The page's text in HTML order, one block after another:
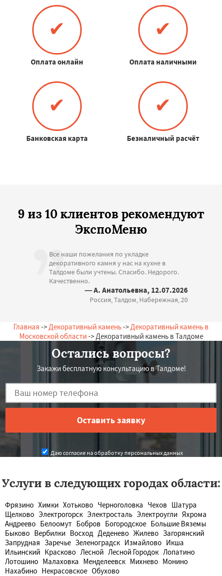
✔
Оплата онлайн
✔
Оплата наличными
✔
Банковская карта
✔
Безналичный расчёт
9 из 10 клиентов рекомендуют
ЭкспоМеню
Все наши пожелания по укладке
декоративного камня у нас на кухне в
Талдоме были учтены. Спасибо. Недорого.
Качественно.
— А. Анатольевна, 12.07.2026
Россия, Талдом, Набережная, 20
Главная -> Декоративный камень-> Декоративный камень в
Московской области-> Декоративный камень в Талдоме
Остались вопросы?
Закажи бесплатную консультацию в Талдоме!
Даю согласие на обработку персональных данных
Услуги в следующих городах области:
Фрязино Химки Хотьково Черноголовка Чехов Шатура
Щелково Электрогорск Электросталь Электроугли Яхрома
Андреево Белоомут Бобров Богородское Большие Вяземы
Быково Вербилки Восход Деденево Жилево Загорянский
Запрудная Заречье Зеленоградск Измайлово Икша
Ильинский Красково Лесной Лесной Городок Лопатино
Лотошино Малаховка Менделеевск Михнево Монино
Нахабино Некрасовское Обухово